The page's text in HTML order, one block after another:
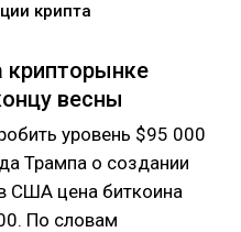
крипта
крипторынке
весны
уровень $95 000
Трампа о создании
США цена биткоина
По словам